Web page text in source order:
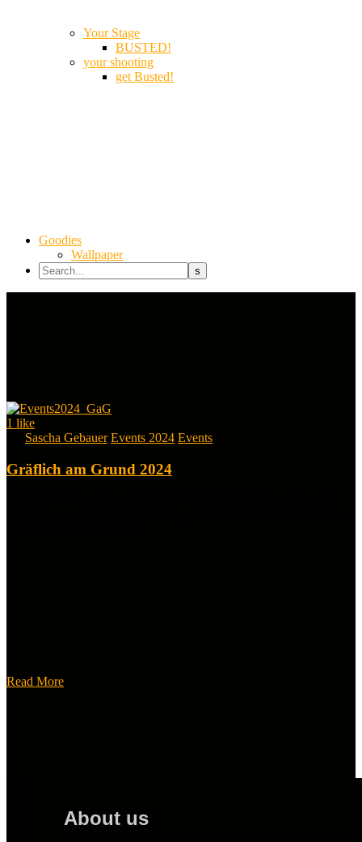
Your Stage
BUSTED!
your shooting
get Busted!
Goodies
Wallpaper
1 like
Sascha Gebauer Events 2024 Events
Gräflich am Grund 2024
Read More
About us